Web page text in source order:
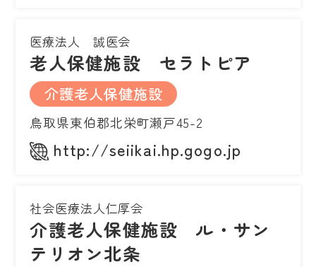
医療法人 誠医会
老人保健施設 セラトピア
介護老人保健施設
鳥取県東伯郡北栄町瀬戸45-2
http://seiikai.hp.gogo.jp
社会医療法人仁厚会
介護老人保健施設 ル・サン
テリオン北条